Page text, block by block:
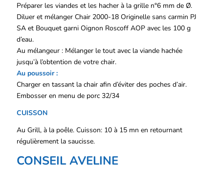
Préparer les viandes et les hacher à la grille n°6 mm de Ø.
Diluer et mélanger Chair 2000-18 Originelle sans carmin PJ
SA et Bouquet garni Oignon Roscoff AOP avec les 100 g
d’eau.
Au mélangeur : Mélanger le tout avec la viande hachée
jusqu’à l’obtention de votre chair.
Au poussoir :
Charger en tassant la chair afin d’éviter des poches d’air.
Embosser en menu de porc 32/34
CUISSON
Au Grill, à la poêle. Cuisson: 10 à 15 mn en retournant
régulièrement la saucisse.
CONSEIL AVELINE